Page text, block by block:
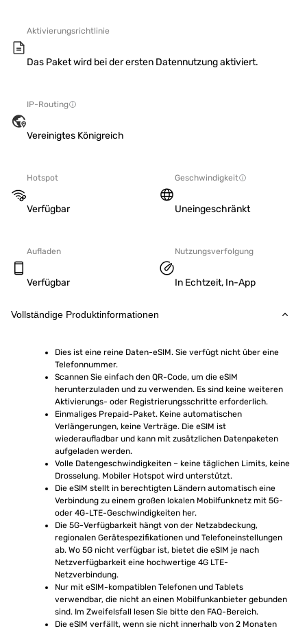
Aktivierungsrichtlinie
Das Paket wird bei der ersten Datennutzung aktiviert.
IP-Routing
Vereinigtes Königreich
Hotspot
Verfügbar
Geschwindigkeit
Uneingeschränkt
Aufladen
Verfügbar
Nutzungsverfolgung
In Echtzeit, In-App
Vollständige Produktinformationen
Dies ist eine reine Daten-eSIM. Sie verfügt nicht über eine
Telefonnummer.
Scannen Sie einfach den QR-Code, um die eSIM
herunterzuladen und zu verwenden. Es sind keine weiteren
Aktivierungs- oder Registrierungsschritte erforderlich.
Einmaliges Prepaid-Paket. Keine automatischen
Verlängerungen, keine Verträge. Die eSIM ist
wiederaufladbar und kann mit zusätzlichen Datenpaketen
aufgeladen werden.
Volle Datengeschwindigkeiten – keine täglichen Limits, keine
Drosselung. Mobiler Hotspot wird unterstützt.
Die eSIM stellt in berechtigten Ländern automatisch eine
Verbindung zu einem großen lokalen Mobilfunknetz mit 5G-
oder 4G-LTE-Geschwindigkeiten her.
Die 5G-Verfügbarkeit hängt von der Netzabdeckung,
regionalen Gerätespezifikationen und Telefoneinstellungen
ab. Wo 5G nicht verfügbar ist, bietet die eSIM je nach
Netzverfügbarkeit eine hochwertige 4G LTE-
Netzverbindung.
Nur mit eSIM-kompatiblen Telefonen und Tablets
verwendbar, die nicht an einen Mobilfunkanbieter gebunden
sind. Im Zweifelsfall lesen Sie bitte den FAQ-Bereich.
Die eSIM verfällt, wenn sie nicht innerhalb von 2 Monaten